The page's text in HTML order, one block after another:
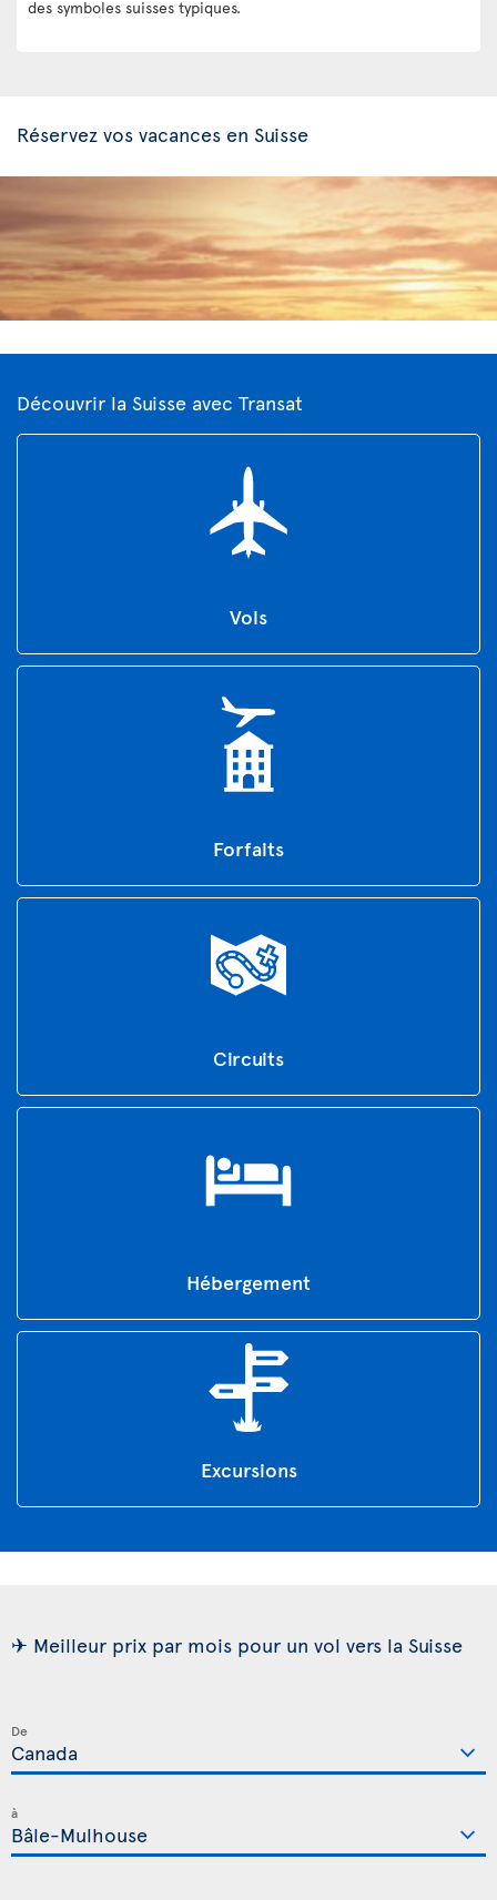
des symboles suisses typiques.
Réservez vos vacances en Suisse
Découvrir la Suisse avec Transat
Vols
Forfaits
Circuits
Hébergement
Excursions
✈ Meilleur prix par mois pour un vol vers la Suisse
De
à